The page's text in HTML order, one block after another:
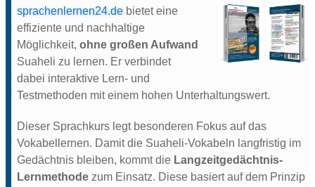
sprachenlernen24.de bietet eine
effiziente und nachhaltige
Möglichkeit, ohne großen Aufwand
Suaheli zu lernen. Er verbindet
dabei interaktive Lern- und
Testmethoden mit einem hohen Unterhaltungswert.
Dieser Sprachkurs legt besonderen Fokus auf das
Vokabellernen. Damit die Suaheli-Vokabeln langfristig im
Gedächtnis bleiben, kommt die Langzeitgedächtnis-
Lernmethode zum Einsatz. Diese basiert auf dem Prinzip